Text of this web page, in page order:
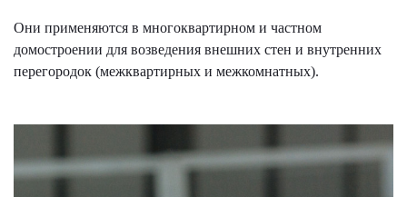
Они применяются в многоквартирном и частном
домостроении для возведения внешних стен и внутренних
перегородок (межквартирных и межкомнатных).